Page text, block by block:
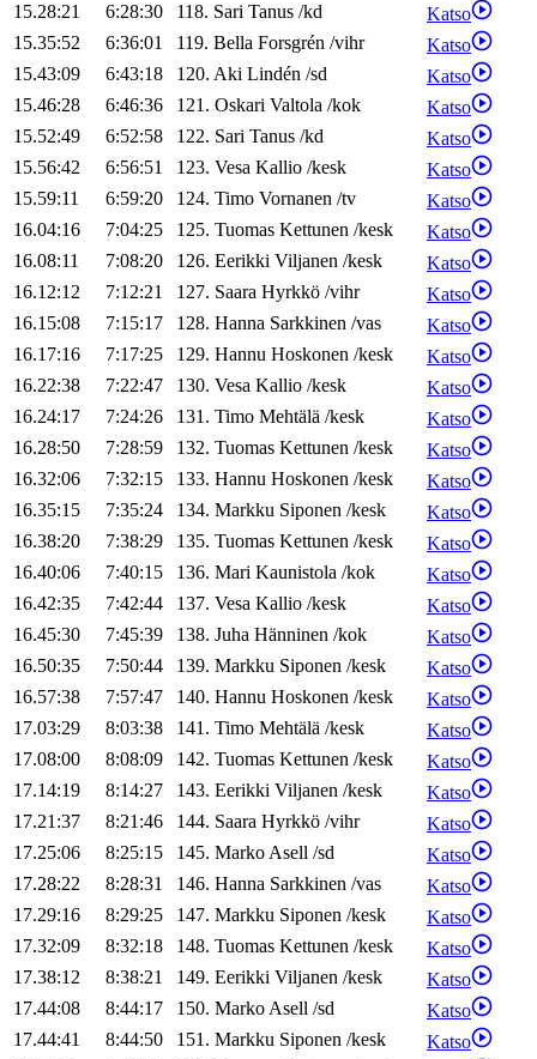
15.28:21
6:28:30 118. Sari Tanus /kd
Katso
15.35:52
6:36:01 119. Bella Forsgrén /vihr
Katso
15.43:09
6:43:18 120. Aki Lindén /sd
Katso
15.46:28
6:46:36 121. Oskari Valtola /kok
Katso
15.52:49
6:52:58 122. Sari Tanus /kd
Katso
15.56:42
6:56:51 123. Vesa Kallio /kesk
Katso
15.59:11
6:59:20 124. Timo Vornanen /tv
Katso
16.04:16
7:04:25 125. Tuomas Kettunen /kesk
Katso
16.08:11
7:08:20 126. Eerikki Viljanen /kesk
Katso
16.12:12
7:12:21 127. Saara Hyrkkö /vihr
Katso
16.15:08
7:15:17 128. Hanna Sarkkinen /vas
Katso
16.17:16
7:17:25 129. Hannu Hoskonen /kesk
Katso
16.22:38
7:22:47 130. Vesa Kallio /kesk
Katso
16.24:17
7:24:26 131. Timo Mehtälä /kesk
Katso
16.28:50
7:28:59 132. Tuomas Kettunen /kesk
Katso
16.32:06
7:32:15 133. Hannu Hoskonen /kesk
Katso
16.35:15
7:35:24 134. Markku Siponen /kesk
Katso
16.38:20
7:38:29 135. Tuomas Kettunen /kesk
Katso
16.40:06
7:40:15 136. Mari Kaunistola /kok
Katso
16.42:35
7:42:44 137. Vesa Kallio /kesk
Katso
16.45:30
7:45:39 138. Juha Hänninen /kok
Katso
16.50:35
7:50:44 139. Markku Siponen /kesk
Katso
16.57:38
7:57:47 140. Hannu Hoskonen /kesk
Katso
17.03:29
8:03:38 141. Timo Mehtälä /kesk
Katso
17.08:00
8:08:09 142. Tuomas Kettunen /kesk
Katso
17.14:19
8:14:27 143. Eerikki Viljanen /kesk
Katso
17.21:37
8:21:46 144. Saara Hyrkkö /vihr
Katso
17.25:06
8:25:15 145. MarkoAsell /sd
Katso
17.28:22
8:28:31 146. Hanna Sarkkinen /vas
Katso
17.29:16
8:29:25 147. Markku Siponen /kesk
Katso
17.32:09
8:32:18 148. Tuomas Kettunen /kesk
Katso
17.38:12
8:38:21 149. Eerikki Viljanen /kesk
Katso
17.44:08
8:44:17 150. MarkoAsell /sd
Katso
17.44:41
8:44:50 151. Markku Siponen /kesk
Katso